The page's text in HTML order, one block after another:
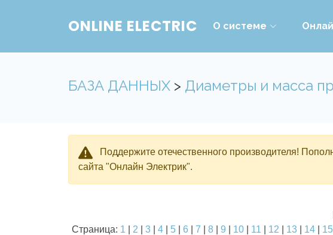
ONLINE ELECTRIC О системе
БАЗА ДАННЫХ > Диаметры и масса
Поддержите отечественного производителя!
сайта "Онлайн Электрик".
Страница: 1 2 3| 4| 5| 6 7 8| 9 10| 11 12 13| 14| 15